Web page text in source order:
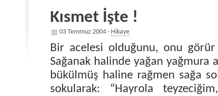
Kısmet İşte !
03 Temmuz 2004 - Hikaye
Bir acelesi olduğunu, onu görür
Sağanak halinde yağan yağmura
bükülmüş haline rağmen sağa
sokularak: “Hayrola